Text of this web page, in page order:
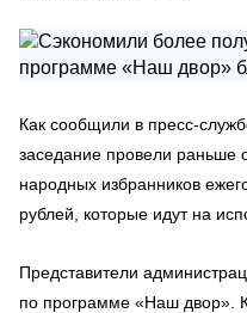
Как сообщили в пресс-
заседание провели
народных избранников
рублей, которые идут на
Представители
по программе «Наш двор».